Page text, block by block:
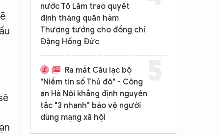
nước Tô Lâm trao quyết
định thăng quân hàm
Thượng tướng cho đồng chí
Đặng Hồng Đức
Ra mắt Câu lạc bộ
"Niềm tin số Thủ đô" - Công
an Hà Nội khẳng định nguyên
tắc "3 nhanh" bảo vệ người
dùng mạng xã hội